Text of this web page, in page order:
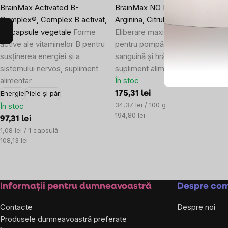
BrainMax Activated B-
Complex®, Complex B activat,
90 capsule vegetale Forme
active ale vitaminelor B pentru
susținerea energiei și a
sistemului nervos, supliment
alimentar
EnergiePiele și păr
În stoc
97,31 lei
Evaluare
preţ:
1,08 lei / 1 capsulă
108,13 lei
BrainMax NO Booster Extreme®,
Arginina, Citrulina, Ornitina, 510 g
Eliberare maximă de oxid nitric
pentru pompă, circulație
sanguină și hrănirea țesuturilor,
supliment alimentar.
În stoc
175,31 lei
Evaluare
preţ:
34,37 lei / 100 g
194,80 lei
Subsol
Informații pentru dumneavoastră
Contacte
Produsele dumneavoastră preferate
Despre
Despre noi